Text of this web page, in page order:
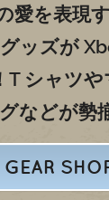
愛を表現
ッズが
T シャツや
などが勢